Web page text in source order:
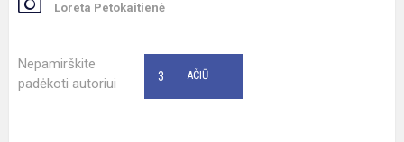
Loreta Petokaitienė
Nepamirškite
padėkoti autoriui
AČIŪ
3